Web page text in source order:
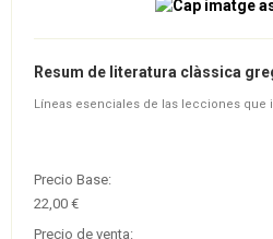
Resum de literatura clàssica
Líneas esenciales de las lecciones que
Precio Base:
22,00 €
Precio de venta: